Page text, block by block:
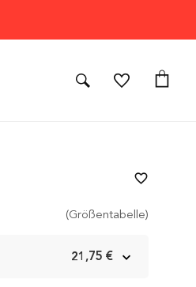
(Größentabelle)
21,75 €
favorite_border